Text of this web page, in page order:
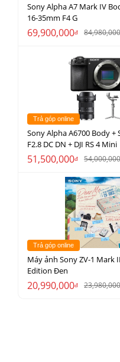
Sony Alpha A7 Mark IV
16-35mm F4 G
69,900,000đ 84,980,000
Trả góp online
Sony Alpha A6700 Body +
F2.8 DC DN + DJI RS 4 Mini
51,500,000đ 54,000,000
Trả góp online
Máy ảnh Sony ZV-1 Mark
Edition Đen
20,990,000đ 23,980,000